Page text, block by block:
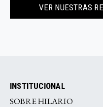
VER NUESTRAS
INSTITUCIONAL
SOBRE HILARIO